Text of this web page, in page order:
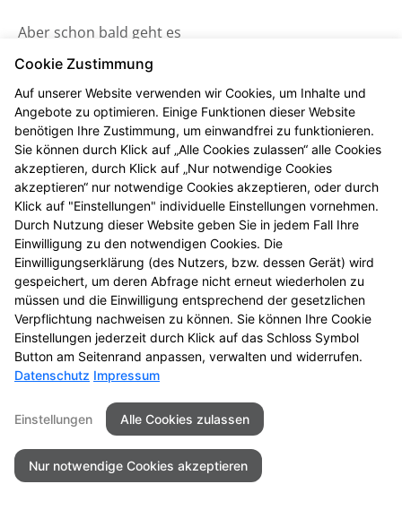
Aber schon bald geht es
wieder los! Schauen Sie
gerne ab dem 02. Juni
2026 vorbei und
entdecken Sie neue
Aktionsprodukte und
das nächste
Gewinnspiel.
Seitenübersicht Kontakt
Impressum
Datenschutz
Barrierefreiheit
© 2026 Alte Apotheke Gohlis
Cookie Zustimmung
Auf unserer Website verwenden wir Cookies, um Inhalte und
Angebote zu optimieren. Einige Funktionen dieser Website
benötigen Ihre Zustimmung, um einwandfrei zu funktionieren.
Sie können durch Klick auf „Alle Cookies zulassen“ alle Cookies
akzeptieren, durch Klick auf „Nur notwendige Cookies
akzeptieren“ nur notwendige Cookies akzeptieren, oder durch
Klick auf "Einstellungen" individuelle Einstellungen vornehmen.
Durch Nutzung dieser Website geben Sie in jedem Fall Ihre
Einwilligung zu den notwendigen Cookies. Die
Einwilligungserklärung (des Nutzers, bzw. dessen Gerät) wird
gespeichert, um deren Abfrage nicht erneut wiederholen zu
müssen und die Einwilligung entsprechend der gesetzlichen
Verpflichtung nachweisen zu können. Sie können Ihre Cookie
Einstellungen jederzeit durch Klick auf das Schloss Symbol
Button am Seitenrand anpassen, verwalten und widerrufen.
Datenschutz Impressum
Einstellungen Alle Cookies zulassen
Nur notwendige Cookies akzeptieren